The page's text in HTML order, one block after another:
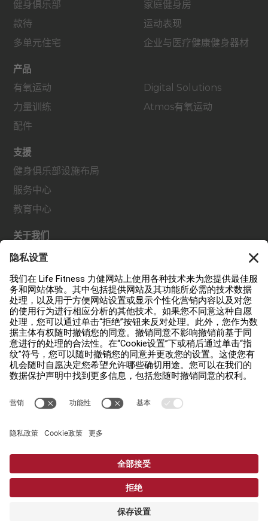
健身俱乐部
款待
多单元住宅
家庭健身房
运动表现
企业与医疗健康健身器材
产品
有氧运动
力量训练
配件
Digital Solutions
Atmos有氧运动
支援
健身俱乐部设施布局
服务中心
教育中心
关于我们
查找经销商
查找门店
法规
可及性
登录 Facility Connect
Copyright © 2026 Life Fitness